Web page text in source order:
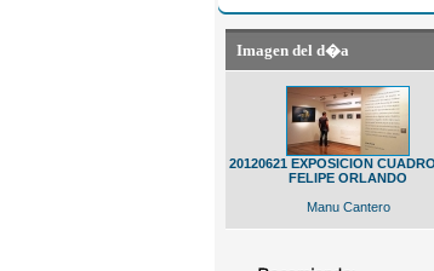
Imagen del d�a
20120621 EXPOSICION
FELIPE ORLANDO
Manu Cantero